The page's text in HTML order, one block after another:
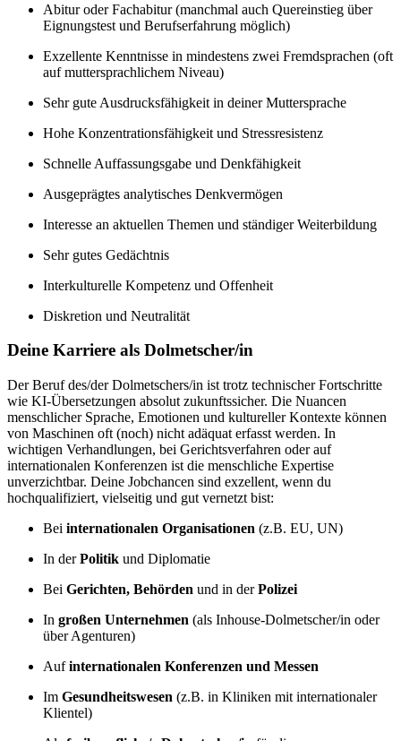
Abitur oder Fachabitur (manchmal auch Quereinstieg über
Eignungstest und Berufserfahrung möglich)
Exzellente Kenntnisse in mindestens zwei Fremdsprachen (oft
auf muttersprachlichem Niveau)
Sehr gute Ausdrucksfähigkeit in deiner Muttersprache
Hohe Konzentrationsfähigkeit und Stressresistenz
Schnelle Auffassungsgabe und Denkfähigkeit
Ausgeprägtes analytisches Denkvermögen
Interesse an aktuellen Themen und ständiger Weiterbildung
Sehr gutes Gedächtnis
Interkulturelle Kompetenz und Offenheit
Diskretion und Neutralität
Deine Karriere als Dolmetscher/in
Der Beruf des/der Dolmetschers/in ist trotz technischer Fortschritte
wie KI-Übersetzungen absolut zukunftssicher. Die Nuancen
menschlicher Sprache, Emotionen und kultureller Kontexte können
von Maschinen oft (noch) nicht adäquat erfasst werden. In
wichtigen Verhandlungen, bei Gerichtsverfahren oder auf
internationalen Konferenzen ist die menschliche Expertise
unverzichtbar. Deine Jobchancen sind exzellent, wenn du
hochqualifiziert, vielseitig und gut vernetzt bist:
Bei internationalen Organisationen (z.B. EU, UN)
In derPolitik und Diplomatie
Bei Gerichten, Behörden und in derPolizei
In großen Unternehmen (als Inhouse-Dolmetscher/in oder
über Agenturen)
Aufinternationalen Konferenzen und Messen
Im Gesundheitswesen (z.B. in Kliniken mit internationaler
Klientel)